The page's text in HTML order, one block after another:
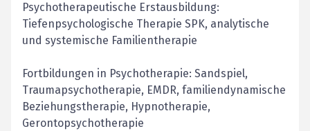
Psychotherapeutische Erstausbildung:
Tiefenpsychologische Therapie SPK, analytische
und systemische Familientherapie
Fortbildungen in Psychotherapie: Sandspiel,
Traumapsychotherapie, EMDR, familiendynamische
Beziehungstherapie, Hypnotherapie,
Gerontopsychotherapie